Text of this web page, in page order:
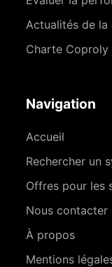
Actualités de
Charte Coproly
Navigation
Accueil
Rechercher un
Offres pour les
Nous contacter
À propos
Mentions